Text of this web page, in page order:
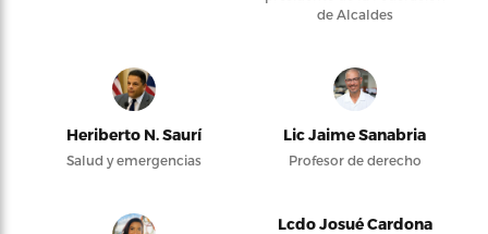
de Alcaldes
Heriberto N. Saurí
Salud y emergencias
Lic Jaime Sanabria
Profesor de derecho
Lcdo Josué Cardona